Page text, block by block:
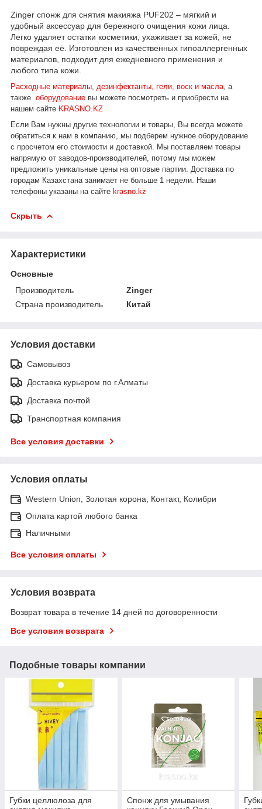
Zinger спонж для снятия макияжа PUF202 – мягкий и
удобный аксессуар для бережного очищения кожи лица.
Легко удаляет остатки косметики, ухаживает за кожей, не
повреждая её. Изготовлен из качественных гипоаллергенных
материалов, подходит для ежедневного применения и
любого типа кожи.
Расходные материалы дезинфектанты, гели, воск и масла а
также оборудование вы можете посмотреть и приобрести на
нашем сайте KRASNO.KZ
Если Вам нужны другие технологии и товары, Вы всегда можете
обратиться к нам в компанию, мы подберем нужное оборудование
с просчетом его стоимости и доставкой.
Мы поставляем товары
напрямую от заводов-производителей, потому мы можем
предложить уникальные цены на оптовые партии. Доставка по
городам Казахстана занимает не больше 1 недели.
Наши
телефоны указаны на сайте krasno.kz
Скрыть
Характеристики
Основные
Производитель
Zinger
Страна производитель
Китай
Условия доставки
Самовывоз
Доставка курьером по г.Алматы
Доставка почтой
Транспортная компания
Все условия доставки
Условия оплаты
Western Union, Золотая корона, Контакт, Колибри
Оплата картой любого банка
Наличными
Все условия оплаты
Условия возврата
Возврат товара в течение 14 дней по договоренности
Все условия возврата
Подобные товары компании
Губки целлюлоза для
Спонж для умывания